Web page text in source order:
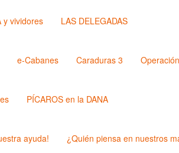
y vividores LAS DELEGADAS
e-Cabanes Caraduras 3
PÍCAROS en la DANA
ayuda! ¿Quién piensa en nuestros